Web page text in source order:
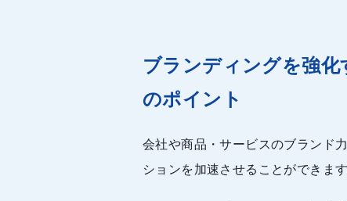
ブランディングを強
のポイント
会社や商品・サービスのブランド
ションを加速させることができます